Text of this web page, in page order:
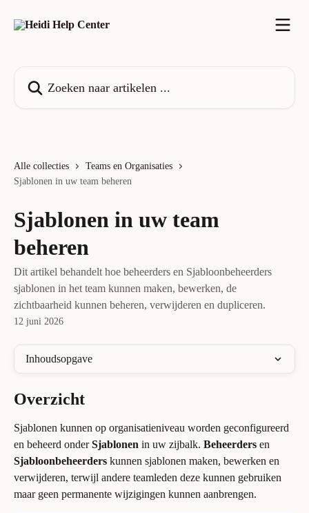
Alle collecties
Teams en Organisaties
Sjablonen in uw team beheren
Sjablonen in uw team
beheren
Dit artikel behandelt hoe beheerders en Sjabloonbeheerders
sjablonen in het team kunnen maken, bewerken, de
zichtbaarheid kunnen beheren, verwijderen en dupliceren.
12 juni 2026
Inhoudsopgave
Overzicht
Sjablonen kunnen op organisatieniveau worden geconfigureerd
en beheerd onder Sjablonen in uw zijbalk. Beheerders en
Sjabloonbeheerders kunnen sjablonen maken, bewerken en
verwijderen, terwijl andere teamleden deze kunnen gebruiken
maar geen permanente wijzigingen kunnen aanbrengen.